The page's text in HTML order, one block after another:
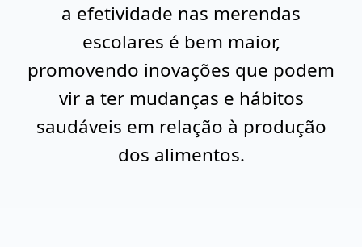
a efetividade nas merendas
escolares é bem maior,
promovendo inovações que podem
vir a ter mudanças e hábitos
saudáveis em relação à produção
dos alimentos.